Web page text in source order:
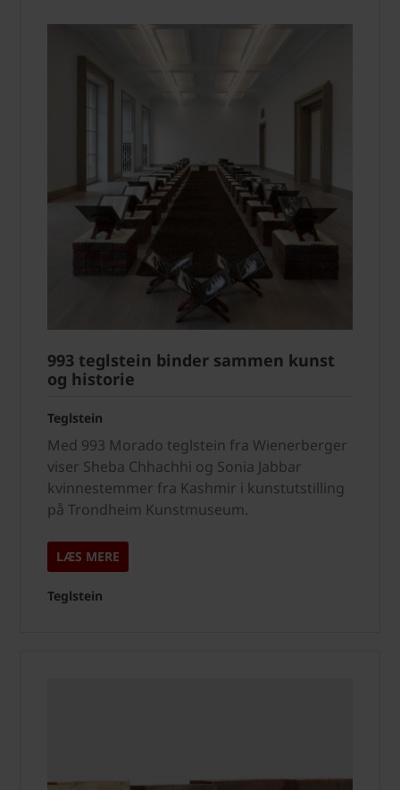
993 teglstein binder sammen kunst
og historie
Teglstein
Med 993 Morado teglstein fra Wienerberger
viser Sheba Chhachhi og Sonia Jabbar
kvinnestemmer fra Kashmir i kunstutstilling
på Trondheim Kunstmuseum.
LÆS MERE
Teglstein